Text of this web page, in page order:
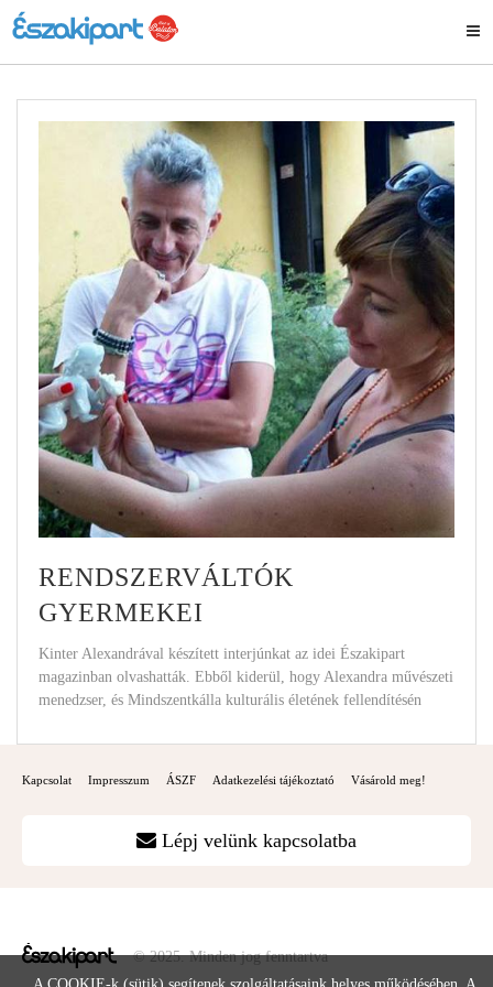
RENDSZERVÁLTÓK
GYERMEKEI
Kinter Alexandrával készített interjúnkat az idei Északipart
magazinban olvashatták. Ebből kiderül, hogy Alexandra művészeti
menedzser, és Mindszentkálla kulturális életének fellendítésén
Kapcsolat Impresszum ÁSZF Adatkezelési tájékoztató Vásárold meg!
Lépj velünk kapcsolatba
© 2025. Minden jog fenntartva